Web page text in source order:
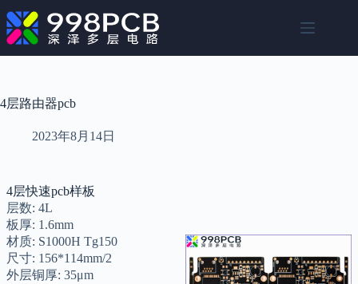
至
内
容
4层路由器pcb
2023年8月14日
4层快速pcb样板
层数: 4L
板厚: 1.6mm
材质: S1000H Tg150
尺寸: 156*114mm/2
外层铜厚: 35μm